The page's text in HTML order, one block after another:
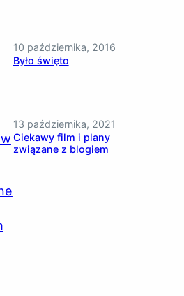
10 października, 2016
Było święto
13 października, 2021
Ciekawy film i plany
związane z blogiem